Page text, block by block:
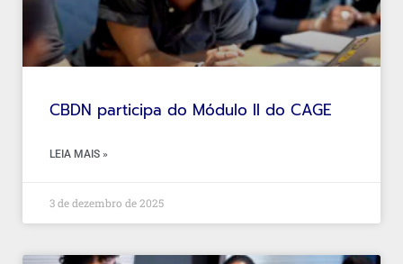
CBDN participa do Módulo II do CAGE
LEIA MAIS »
3 de dezembro de 2025